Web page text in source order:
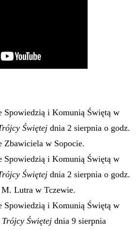
Spowiedzią i Komunią Świętą w
Świętej dnia 2 sierpnia o godz.
Zbawiciela w Sopocie.
Spowiedzią i Komunią Świętą w
Świętej dnia 2 sierpnia o godz.
Lutra w Tczewie.
Spowiedzią i Komunią Świętą w
Świętej dnia 9 sierpnia